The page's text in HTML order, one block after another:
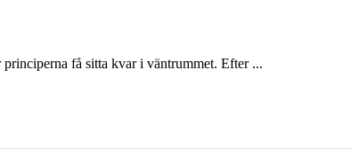
få sitta kvar i väntrummet. Efter ...